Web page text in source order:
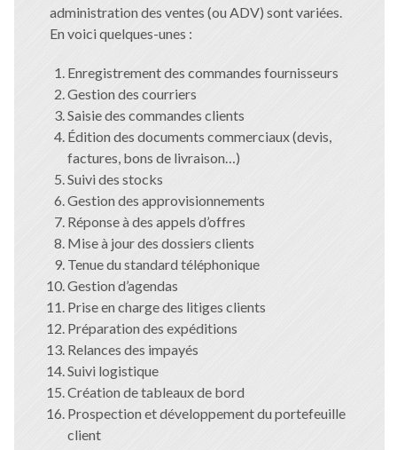
administration des ventes (ou ADV) sont variées.
En voici quelques-unes :
Enregistrement des commandes fournisseurs
Gestion des courriers
Saisie des commandes clients
Édition des documents commerciaux (devis,
factures, bons de livraison…)
Suivi des stocks
Gestion des approvisionnements
Réponse à des appels d’offres
Mise à jour des dossiers clients
Tenue du standard téléphonique
Gestion d’agendas
Prise en charge des litiges clients
Préparation des expéditions
Relances des impayés
Suivi logistique
Création de tableaux de bord
Prospection et développement du portefeuille
client